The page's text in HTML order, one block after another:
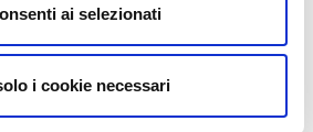
ai selezionati
i cookie necessari
makes me full of hope. Thank you.
you help me?